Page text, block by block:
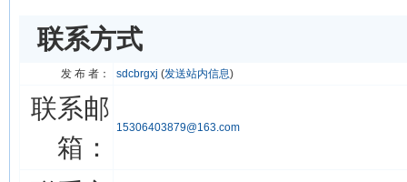
联系方式
发 布 者： sdcbrgxj (发送站内信息)
联系邮
箱：
15306403879@163.com